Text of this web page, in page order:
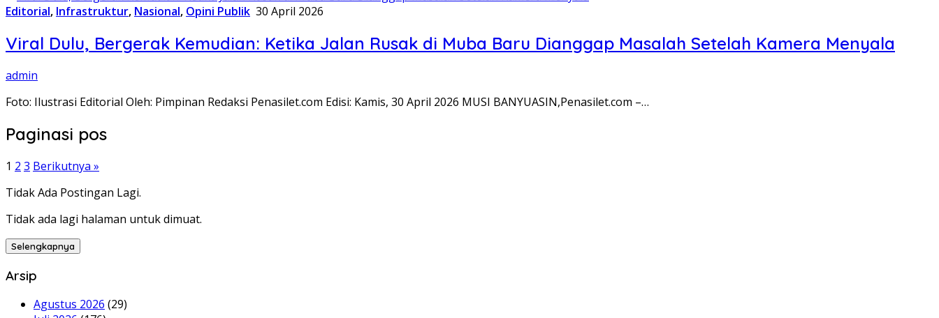
Editorial, Infrastruktur, Nasional, Opini Publik 30 April 2026
Viral Dulu, Bergerak Kemudian: Ketika Jalan Rusak di Muba Baru Dianggap Masalah Setelah Kamera Menyala
admin
Foto: Ilustrasi Editorial Oleh: Pimpinan Redaksi Penasilet.com Edisi: Kamis, 30 April 2026 MUSI BANYUASIN,Penasilet.com –…
Paginasi pos
1 2 3 Berikutnya »
Tidak Ada Postingan Lagi.
Tidak ada lagi halaman untuk dimuat.
Selengkapnya
Arsip
Agustus 2026 (29)